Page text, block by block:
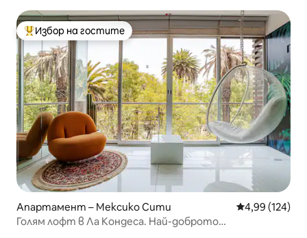
Най-популярен избор на гостите
Избор на гостите
Апартамент – Мексико Сити Средна
4,99 (124)
Голям лофт в Ла Кондеса. Най-доброто